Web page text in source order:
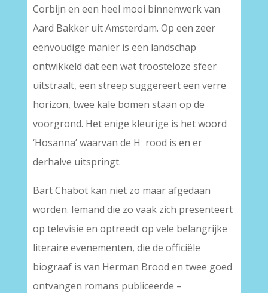
Corbijn en een heel mooi binnenwerk van
Aard Bakker uit Amsterdam. Op een zeer
eenvoudige manier is een landschap
ontwikkeld dat een wat troosteloze sfeer
uitstraalt, een streep suggereert een verre
horizon, twee kale bomen staan op de
voorgrond. Het enige kleurige is het woord
‘Hosanna’ waarvan de H rood is en er
derhalve uitspringt.
Bart Chabot kan niet zo maar afgedaan
worden. Iemand die zo vaak zich presenteert
op televisie en optreedt op vele belangrijke
literaire evenementen, die de officiële
biograaf is van Herman Brood en twee goed
ontvangen romans publiceerde –